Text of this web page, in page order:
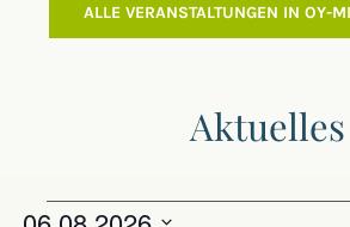
ALLE VERANSTALTUNGEN IN OY-
Aktuelles